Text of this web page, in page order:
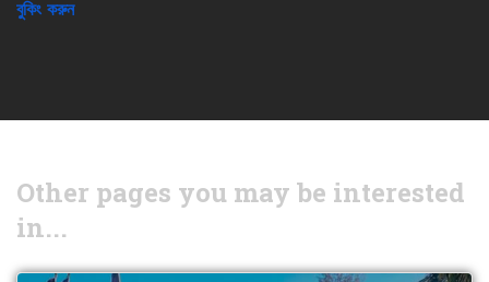
বুকিং করুন
Other pages you may be interested
in...